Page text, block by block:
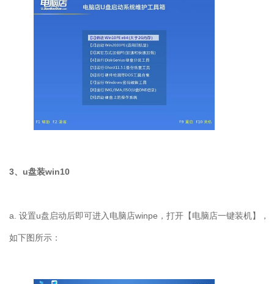
3、u盘装win10
a. 设置u盘启动后即可进入电脑店winpe，打开【电脑店一键装机】，
如下图所示：